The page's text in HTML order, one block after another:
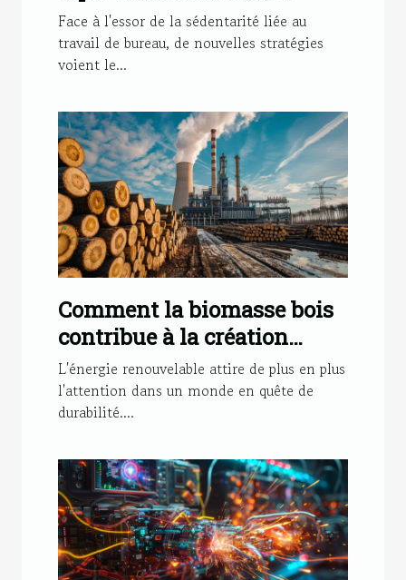
l'environnement de travail
Face à l'essor de la sédentarité liée au
travail de bureau, de nouvelles stratégies
voient le...
Comment la biomasse bois
contribue à la création
d'emplois dans le secteur
énergétique
L'énergie renouvelable attire de plus en plus
l'attention dans un monde en quête de
durabilité....